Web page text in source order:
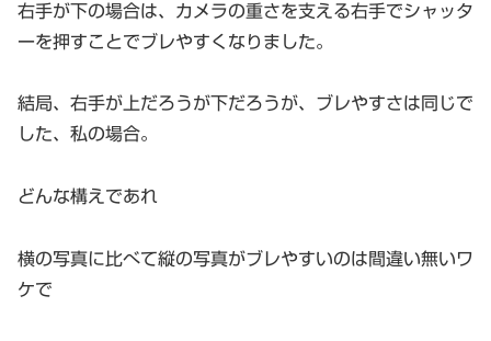
右手が下の場合は、カメラの重さを支える右手でシャッタ
ーを押すことでブレやすくなりました。
結局、右手が上だろうが下だろうが、ブレやすさは同じで
した、私の場合。
どんな構えであれ
横の写真に比べて縦の写真がブレやすいのは間違い無いワ
ケで